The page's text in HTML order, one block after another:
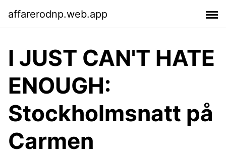
affarerodnp.web.app
I JUST CAN'T HATE
ENOUGH:
Stockholmsnatt på
Carmen